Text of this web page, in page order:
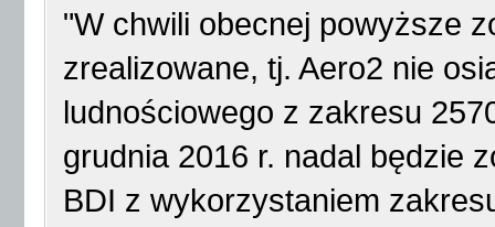
"W chwili obecnej powyższe
zrealizowane, tj. Aero2 nie
ludnościowego z zakresu
grudnia 2016 r. nadal będzie
BDI z wykorzystaniem